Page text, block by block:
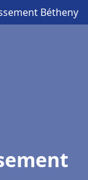
Bétheny